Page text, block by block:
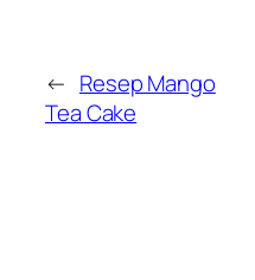
← Resep Mango
Tea Cake